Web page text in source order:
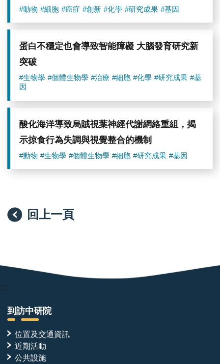
#動物 #細胞 #癌症 #創新 #化學 #研究成果 #基因
蛋白不穩定也會導致智能障礙 大腦發育研究新
突破
#生物學 #個體生物學 #治療 #細胞 #化學 #研究成果 #基
因
酸化海洋導致烏賊視葉神經代謝網絡重組，揭
示掠食行為失調與視覺整合的機制
#動物 #生物學 #個體生物學 #細胞 #研究成果 #基因
回上一頁
:::
到訪中研院
位置及交通資訊
近期活動
公共設施